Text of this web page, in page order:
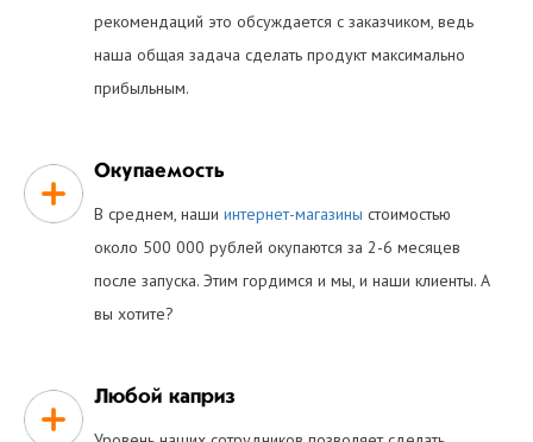
рекомендаций это обсуждается с заказчиком, ведь
наша общая задача сделать продукт максимально
прибыльным.
Окупаемость
В среднем, наши интернет-магазины стоимостью
около 500 000 рублей окупаются за 2-6 месяцев
после запуска. Этим гордимся и мы, и наши клиенты. А
вы хотите?
Любой каприз